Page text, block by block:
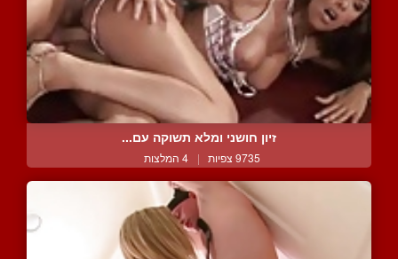
זיון חושני ומלא תשוקה עם...
9735 צפיות | 4 המלצות